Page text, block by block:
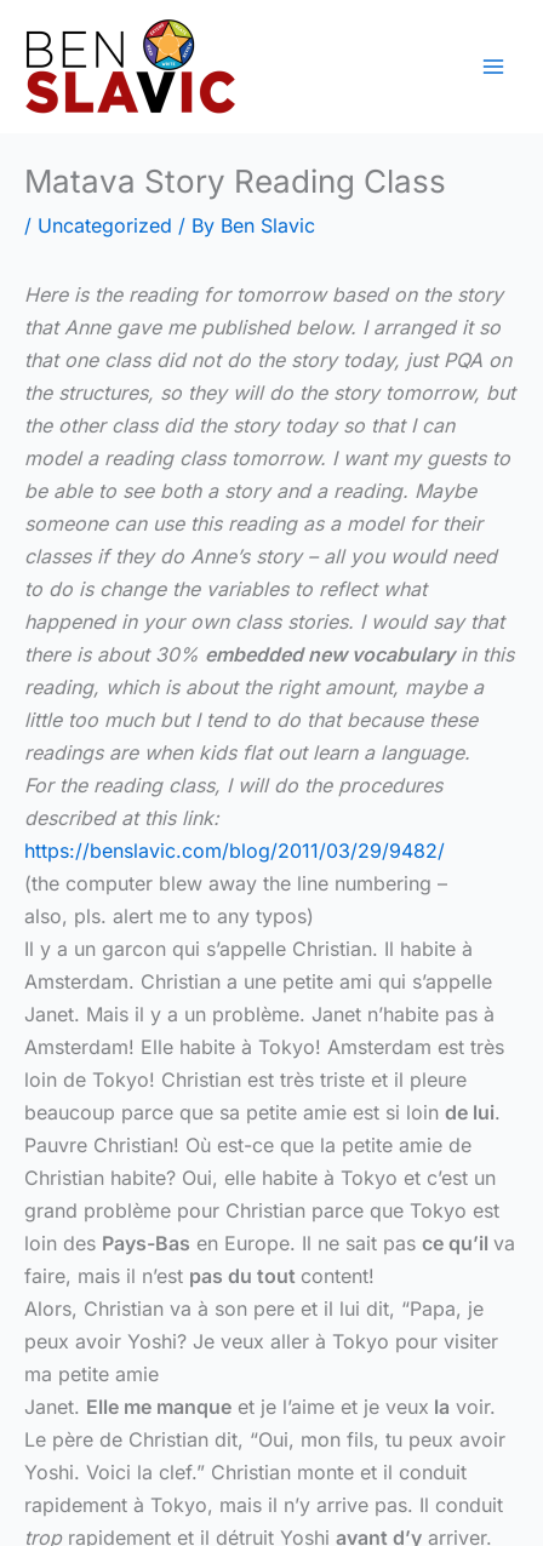
content
Matava Story Reading Class
/ Uncategorized / By Ben Slavic
Here is the reading for tomorrow based on the story
that Anne gave me published below. I arranged it so
that one class did not do the story today, just PQA on
the structures, so they will do the story tomorrow, but
the other class did the story today so that I can
model a reading class tomorrow. I want my guests to
be able to see both a story and a reading. Maybe
someone can use this reading as a model for their
classes if they do Anne’s story – all you would need
to do is change the variables to reflect what
happened in your own class stories. I would say that
there is about 30% embedded new vocabularyin this
reading, which is about the right amount, maybe a
little too much but I tend to do that because these
readings are when kids flat out learn a language.
For the reading class, I will do the procedures
described at this link:
https://benslavic.com/blog/2011/03/29/9482/
(the computer blew away the line numbering –
also, pls. alert me to any typos)
Il y a un garcon qui s’appelle Christian. Il habite à
Amsterdam. Christian a une petite ami qui s’appelle
Janet. Mais il y a un problème. Janet n’habite pas à
Amsterdam! Elle habite à Tokyo! Amsterdam est très
loin de Tokyo! Christian est très triste et il pleure
beaucoup parce que sa petite amie est si loin de lui.
Pauvre Christian! Où est-ce que la petite amie de
Christian habite? Oui, elle habite à Tokyo et c’est un
grand problème pour Christian parce que Tokyo est
loin des Pays-Bas en Europe. Il ne sait pas ce qu’il va
faire, mais il n’est pas du tout content!
Alors, Christian va à son pere et il lui dit, “Papa, je
peux avoir Yoshi? Je veux aller à Tokyo pour visiter
ma petite amie
Janet. Elle me manque et je l’aime et je veux la voir.
Le père de Christian dit, “Oui, mon fils, tu peux avoir
Yoshi. Voici la clef.” Christian monte et il conduit
rapidement à Tokyo, mais il n’y arrive pas. Il conduit
troprapidement et il détruit Yoshi avant d’y arriver.